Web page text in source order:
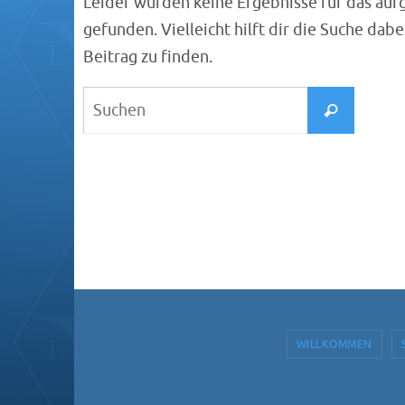
gefunden. Vielleicht hilft dir die Suche
Beitrag zu finden.
Suchen
WILLKOMMEN